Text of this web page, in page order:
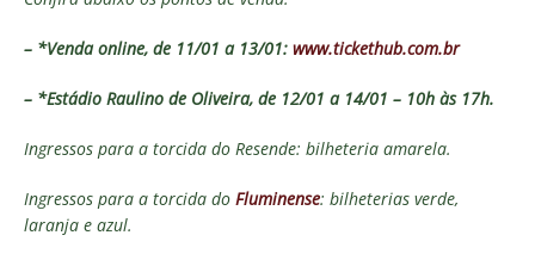
– *Venda online, de 11/01 a 13/01: www.tickethub.com.br
– *Estádio Raulino de Oliveira, de 12/01 a 14/01 – 10h às 17h.
Ingressos para a torcida do Resende: bilheteria amarela.
Ingressos para a torcida do Fluminense: bilheterias verde,
laranja e azul.